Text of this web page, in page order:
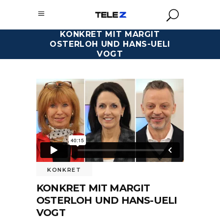
KONKRET MIT MARGIT
OSTERLOH UND HANS-UELI
VOGT
KONKRET
KONKRET MIT MARGIT
OSTERLOH UND HANS-UELI
VOGT